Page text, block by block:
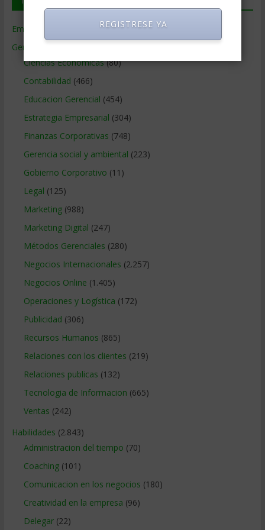
Empresas de Gerencia
(38)
Gerencia
Ciencias Económicas(80)
Contabilidad (466)
Educacion Gerencial (454)
Estrategia Empresarial (304)
Finanzas Corporativas (748)
Gerencia social y ambiental (223)
Gobierno Corporativo (11)
Legal (125)
Marketing(988)
Marketing Digital (247)
Métodos Gerenciales (280)
Negocios Internacionales (2.257)
Negocios Online (1.405)
Operaciones y Logística (172)
Publicidad (306)
Recursos Humanos (865)
Relaciones con los clientes (219)
Relaciones publicas (132)
Tecnologia de Informacion (665)
Ventas (242)
Habilidades (2.843)
Administracion del tiempo (70)
Coaching(101)
Comunicacion en los negocios (180)
Creatividad en la empresa (96)
Delegar(22)
REGISTRESE YA